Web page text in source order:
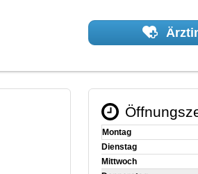
Montag
Dienstag
Mittwoch